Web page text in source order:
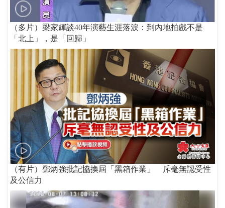
（多片）梁家輝談40年演藝生涯落淚：到內地拍戲不是
「北上」，是「回歸」
（有片）鄧炳強批記協換屆「黑箱作業」 斥毫無認受性
及公信力